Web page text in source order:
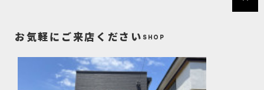
お気軽にご来店ください SHOP